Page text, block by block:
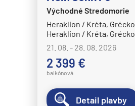
Norwegian Luna
Norwegian Pearl
Norwegian Prima
Norwegian Sky
Norwegian Spirit
Norwegian Star
Východné Stredomorie
Heraklion / Kréta, Grécko
Heraklion / Kréta, Grécko
21. 08. - 28. 08. 2026
2 399 €
balkónová
Detail plavby